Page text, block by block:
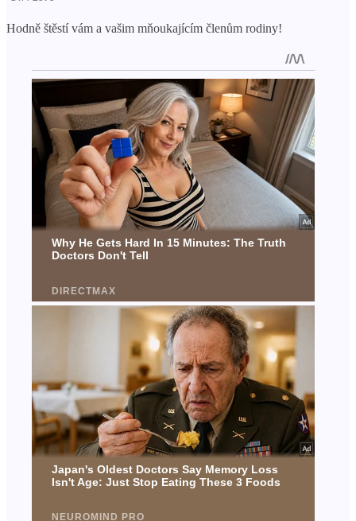
Hodně štěstí vám a vašim mňoukajícím členům rodiny!